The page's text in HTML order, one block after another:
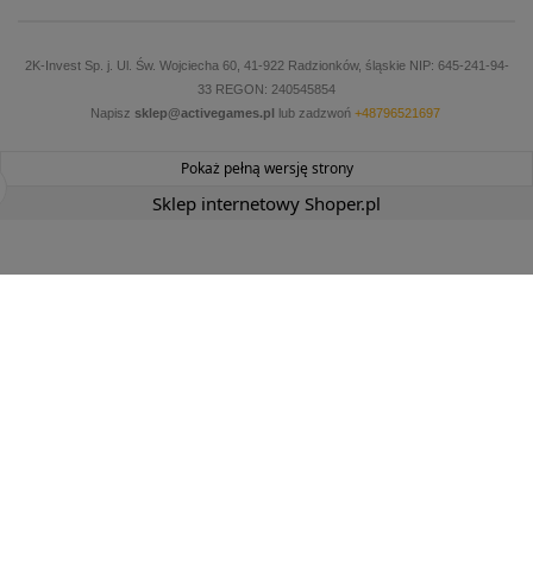
2K-Invest Sp. j. Ul. Św. Wojciecha 60, 41-922 Radzionków, śląskie NIP: 645-241-94-
33 REGON: 240545854
Napisz sklep@activegames.pl lub zadzwoń +48796521697
Pokaż pełną wersję strony
Sklep internetowy Shoper.pl